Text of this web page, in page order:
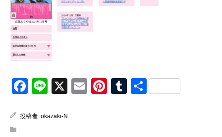
Facebook
Line
X EmailPinterest
Tumblr
共
投稿者: okazaki-N